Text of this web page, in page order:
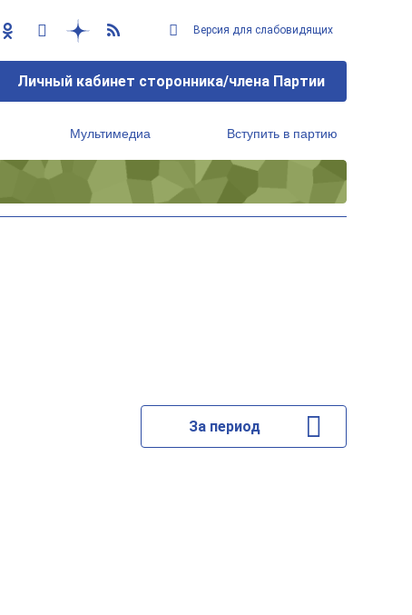
Версия для слабовидящих
Личный кабинет сторонника/члена Партии
Мультимедиа Вступить в партию
За период